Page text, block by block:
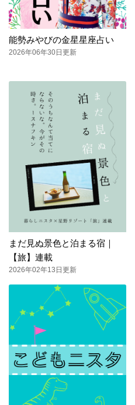
能勢みやびの金星星座占い
2026年06年30日更新
まだ見ぬ景色と泊まる宿｜
【旅】連載
2026年02年13日更新